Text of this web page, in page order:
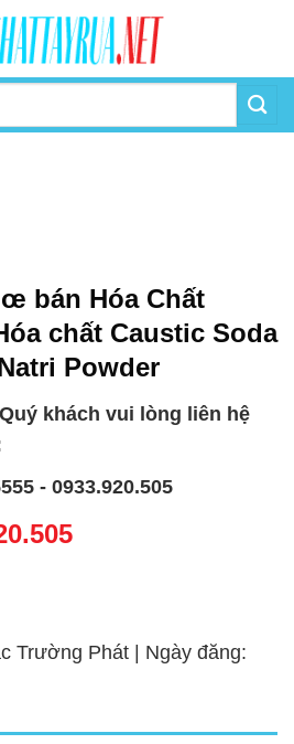
bán Hóa Chất
chất Caustic Soda
Powder
khách vui lòng liên hệ
- 0933.920.505
Trường Phát | Ngày đăng: